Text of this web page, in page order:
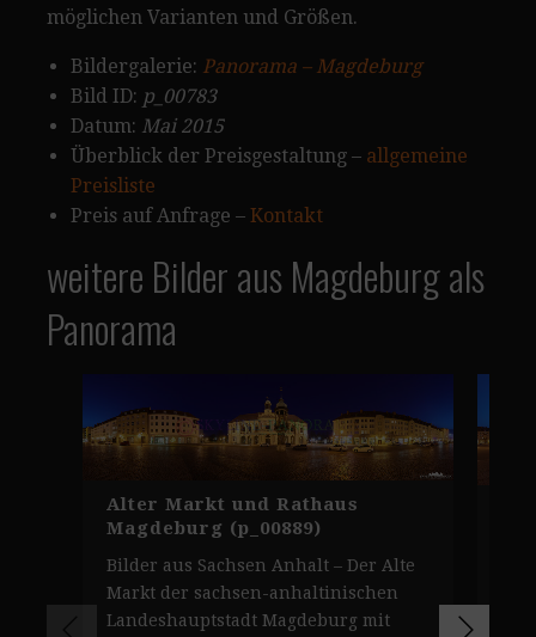
möglichen Varianten und Größen.
Bildergalerie: Panorama – Magdeburg
Bild ID: p_00783
Datum: Mai 2015
Überblick der Preisgestaltung – allgemeine
Preisliste
Preis auf Anfrage – Kontakt
weitere Bilder aus Magdeburg als
Panorama
Alter Markt und Rathaus
Magdeburg (p_00889)
Bilder aus Sachsen Anhalt – Der Alte
Markt der sachsen-anhaltinischen
Landeshauptstadt Magdeburg mit